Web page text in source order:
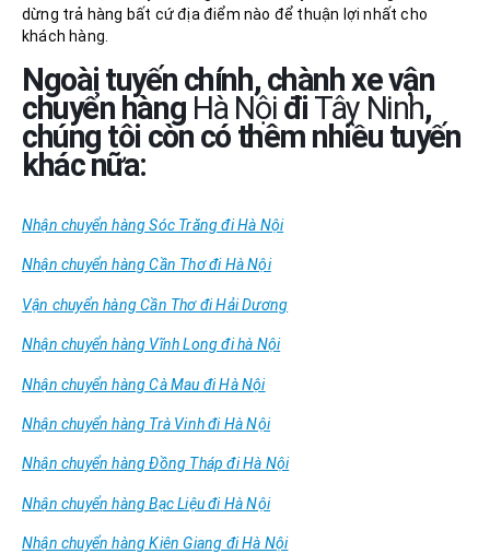
dừng trả hàng bất cứ địa điểm nào để thuận lợi nhất cho
khách hàng.
Ngoài tuyến chính, chành xe vận
chuyển hàng Hà Nội đi Tây Ninh,
chúng tôi còn có thêm nhiều tuyến
khác nữa:
Nhận chuyển hàng Sóc Trăng đi Hà Nội
Nhận chuyển hàng Cần Thơ đi Hà Nội
Vận chuyển hàng Cần Thơ đi Hải Dương
Nhận chuyển hàng Vĩnh Long đi hà Nội
Nhận chuyển hàng Cà Mau đi Hà Nội
Nhận chuyển hàng Trà Vinh đi Hà Nội
Nhận chuyển hàng Đồng Tháp đi Hà Nội
Nhận chuyển hàng Bạc Liệu đi Hà Nội
Nhận chuyển hàng Kiên Giang đi Hà Nội